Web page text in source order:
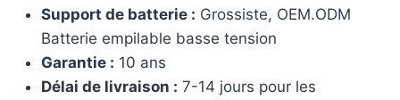
Support de batterie : Grossiste, OEM.ODM
Batterie empilable basse tension
Garantie : 10 ans
Délai de livraison : 7-14 jours pour les